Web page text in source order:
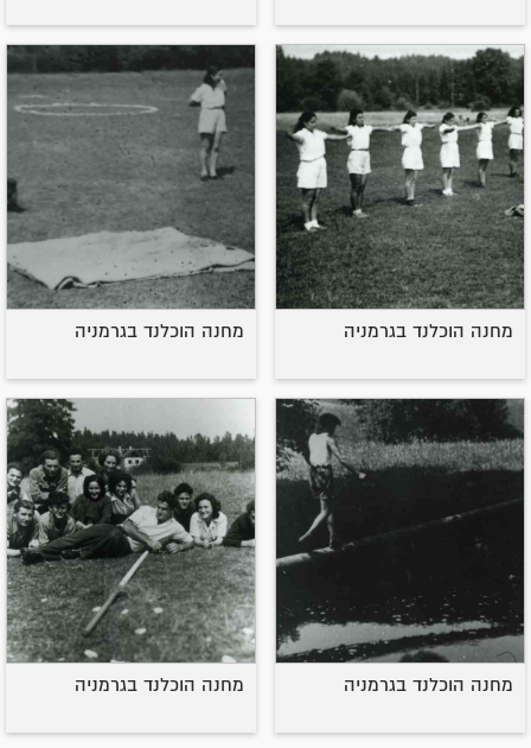
מחנה הוכלנד בגרמניה מחנה הוכלנד בגרמניה
מחנה הוכלנד בגרמניה מחנה הוכלנד בגרמניה